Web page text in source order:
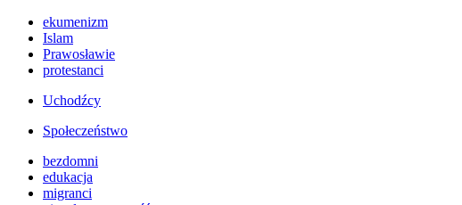
ekumenizm
Islam
Prawosławie
protestanci
Uchodźcy
Społeczeństwo
bezdomni
edukacja
migranci